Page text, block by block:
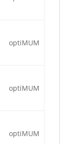
optiMUM
optiMUM
optiMUM